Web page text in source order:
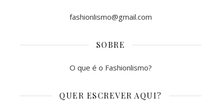
fashionlismo@gmail.com
SOBRE
O que é o Fashionlismo?
QUER ESCREVER AQUI?